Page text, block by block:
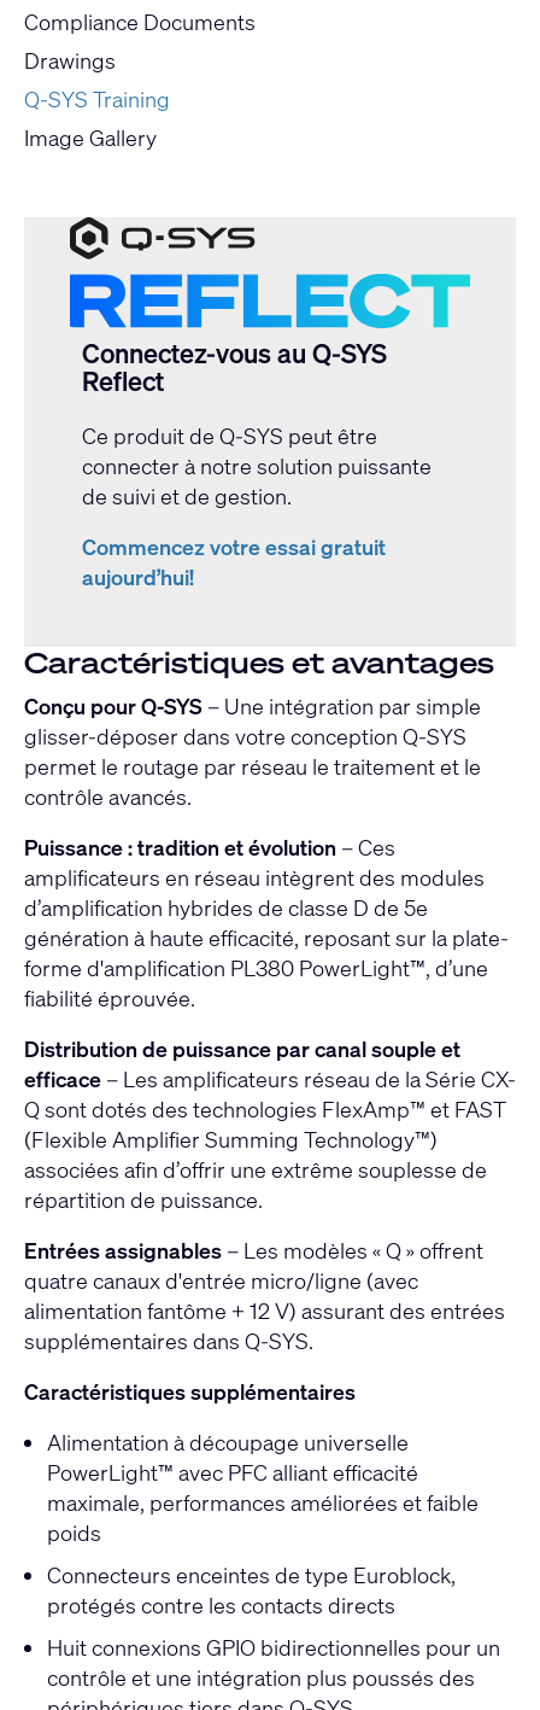
Compliance Documents
Drawings
Q-SYS Training
Image Gallery
Connectez-vous au Q-SYS
Reflect
Ce produit de Q-SYS peut être
connecter à notre solution puissante
de suivi et de gestion.
Commencez votre essai gratuit
aujourd’hui!
Caractéristiques et avantages
Conçu pour Q-SYS – Une intégration par simple
glisser-déposer dans votre conception Q-SYS
permet le routage par réseau le traitement et le
contrôle avancés.
Puissance : tradition et évolution – Ces
amplificateurs en réseau intègrent des modules
d’amplification hybrides de classe D de 5e
génération à haute efficacité, reposant sur la plate-
forme d'amplification PL380 PowerLight™, d’une
fiabilité éprouvée.
Distribution de puissance par canal souple et
efficace – Les amplificateurs réseau de la Série CX-
Q sont dotés des technologies FlexAmp™ et FAST
(Flexible Amplifier Summing Technology™)
associées afin d’offrir une extrême souplesse de
répartition de puissance.
Entrées assignables – Les modèles « Q » offrent
quatre canaux d'entrée micro/ligne (avec
alimentation fantôme + 12 V) assurant des entrées
supplémentaires dans Q-SYS.
Caractéristiques supplémentaires
Alimentation à découpage universelle
PowerLight™ avec PFC alliant efficacité
maximale, performances améliorées et faible
poids
Connecteurs enceintes de type Euroblock,
protégés contre les contacts directs
Huit connexions GPIO bidirectionnelles pour un
contrôle et une intégration plus poussés des